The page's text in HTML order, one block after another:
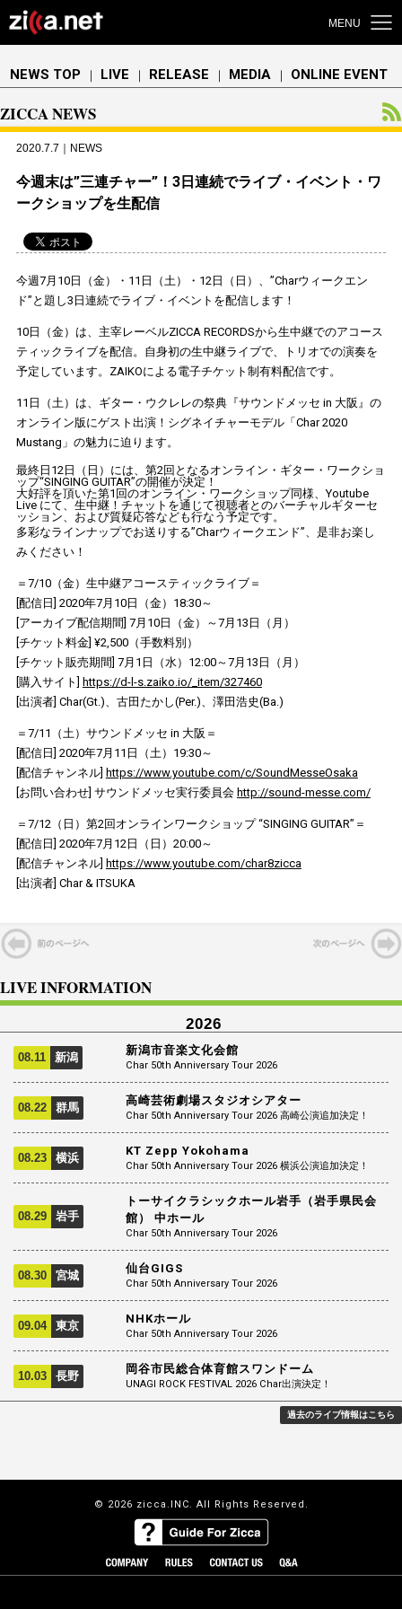
MENU
NEWS TOP ｜ LIVE ｜ RELEASE ｜ MEDIA ｜ ONLINE EVENT
ZICCA NEWS
2020.7.7｜NEWS
今週末は”三連チャー”！3日連続でライブ・イベント・ワ
ークショップを生配信
今週7月10日（金）・11日（土）・12日（日）、”Charウィークエン
ド”と題し3日連続でライブ・イベントを配信します！
10日（金）は、主宰レーベルZICCA RECORDSから生中継でのアコース
ティックライブを配信。自身初の生中継ライブで、トリオでの演奏を
予定しています。ZAIKOによる電子チケット制有料配信です。
11日（土）は、ギター・ウクレレの祭典『サウンドメッセ in 大阪』の
オンライン版にゲスト出演！シグネイチャーモデル「Char 2020
Mustang」の魅力に迫ります。
最終日12日（日）には、第2回となるオンライン・ギター・ワークショ
ップ“SINGING GUITAR”の開催が決定！
大好評を頂いた第1回のオンライン・ワークショップ同様、Youtube
Live にて、生中継！チャットを通じて視聴者とのバーチャルギターセ
ッション、および質疑応答なども行なう予定です。
多彩なラインナップでお送りする”Charウィークエンド”、是非お楽し
みください！
＝7/10（金）生中継アコースティックライブ＝
[配信日] 2020年7月10日（金）18:30～
[アーカイブ配信期間] 7月10日（金）～7月13日（月）
[チケット料金] ¥2,500（手数料別）
[チケット販売期間] 7月1日（水）12:00～7月13日（月）
[購入サイト]
https://d-l-s.zaiko.io/_item/327460
[出演者] Char(Gt.)、古田たかし(Per.)、澤田浩史(Ba.)
＝7/11（土）サウンドメッセ in 大阪＝
[配信日] 2020年7月11日（土）19:30～
[配信チャンネル] https://www.youtube.com/c/SoundMesseOsaka
[お問い合わせ] サウンドメッセ実行委員会 http://sound-messe.com/
＝7/12（日）第2回オンラインワークショップ “SINGING GUITAR”＝
[配信日] 2020年7月12日（日）20:00～
[配信チャンネル] https://www.youtube.com/char8zicca
[出演者] Char & ITSUKA
LIVE INFORMATION
2026
08.11 新潟 新潟市音楽文化会館
Char 50th Anniversary Tour 2026
08.22 群馬 高崎芸術劇場スタジオシアター
Char 50th Anniversary Tour 2026 高崎公演追加決定！
08.23 横浜 KT Zepp Yokohama
Char 50th Anniversary Tour 2026 横浜公演追加決定！
08.29 岩手
トーサイクラシックホール岩手（岩手県民会
館） 中ホール
Char 50th Anniversary Tour 2026
08.30 宮城 仙台GIGS
Char 50th Anniversary Tour 2026
09.04 東京 NHKホール
Char 50th Anniversary Tour 2026
10.03 長野 岡谷市民総合体育館スワンドーム
UNAGI ROCK FESTIVAL 2026 Char出演決定！
過去のライブ情報はこちら
© 2026 zicca.INC. All Rights Reserved.